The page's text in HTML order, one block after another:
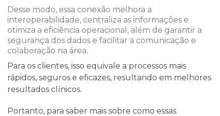
Desse modo, essa conexão melhora a
interoperabilidade, centraliza as informações e
otimiza a eficiência operacional, além de garantir a
segurança dos dados e facilitar a comunicação e
colaboração na área.
Para os clientes, isso equivale a processos mais
rápidos, seguros e eficazes, resultando em melhores
resultados clínicos.
Portanto, para saber mais sobre como essas